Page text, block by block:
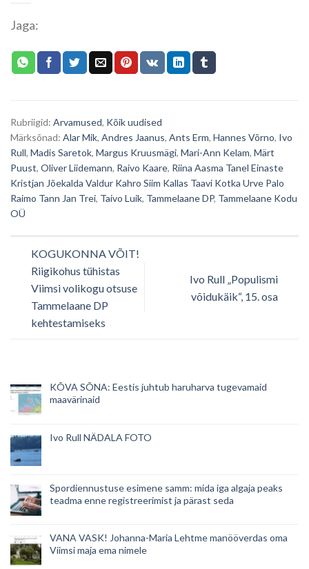
Jaga:
Rubriigid: Arvamused, Kõik uudised
Märksõnad: Alar Mik, Andres Jaanus, Ants Erm, Hannes Võrno, Ivo
Rull, Madis Saretok, Margus Kruusmägi, Mari-Ann Kelam, Märt
Puust, Oliver Liidemann, Raivo Kaare, Riina Aasma Tanel Einaste
Kristjan Jõekalda Valdur Kahro Siim Kallas Taavi Kotka Urve Palo
Raimo Tann Jan Trei, Taivo Luik, Tammelaane DP, Tammelaane Kodu
OÜ
KOGUKONNA VÕIT!
Riigikohus tühistas
Viimsi volikogu otsuse
Tammelaane DP
kehtestamiseks
Ivo Rull „Populismi
võidukäik“, 15. osa
KÕVA SÕNA: Eestis juhtub haruharva tugevamaid
maavärinaid
Ivo Rull NÄDALA FOTO
Spordiennustuse esimene samm: mida iga algaja peaks
teadma enne registreerimist ja pärast seda
VANA VASK! Johanna-Maria Lehtme manööverdas oma
Viimsi maja ema nimele